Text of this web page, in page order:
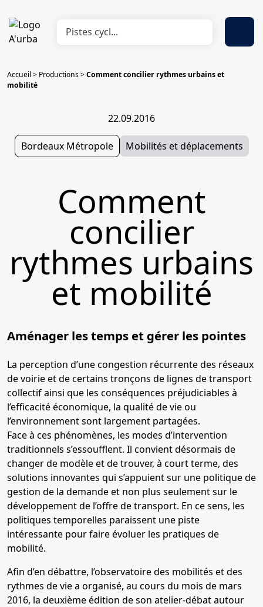
Accueil> Productions>Comment concilier rythmes urbains et
mobilité
22.09.2016
Bordeaux Métropole Mobilités et déplacements
Comment
concilier
rythmes urbains
et mobilité
Aménager les temps et gérer les pointes
La perception d’une congestion récurrente des réseaux
de voirie et de certains tronçons de lignes de transport
collectif ainsi que les conséquences préjudiciables à
l’efficacité économique, la qualité de vie ou
l’environnement sont largement partagées.
Face à ces phénomènes, les modes d’intervention
traditionnels s’essoufflent. Il convient désormais de
changer de modèle et de trouver, à court terme, des
solutions innovantes qui s’appuient sur une politique de
gestion de la demande et non plus seulement sur le
développement de l’offre de transport. En ce sens, les
politiques temporelles paraissent une piste
intéressante pour faire évoluer les pratiques de
mobilité.
Afin d’en débattre, l’observatoire des mobilités et des
rythmes de vie a organisé, au cours du mois de mars
2016, la deuxième édition de son atelier-débat autour